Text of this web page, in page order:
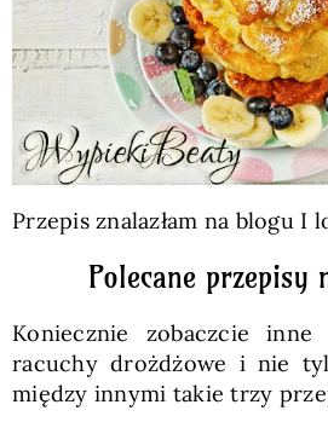
Przepis znalazłam na blogu I
Polecane przepisy
Koniecznie zobaczcie
racuchy drożdżowe i nie
między innymi takie trzy